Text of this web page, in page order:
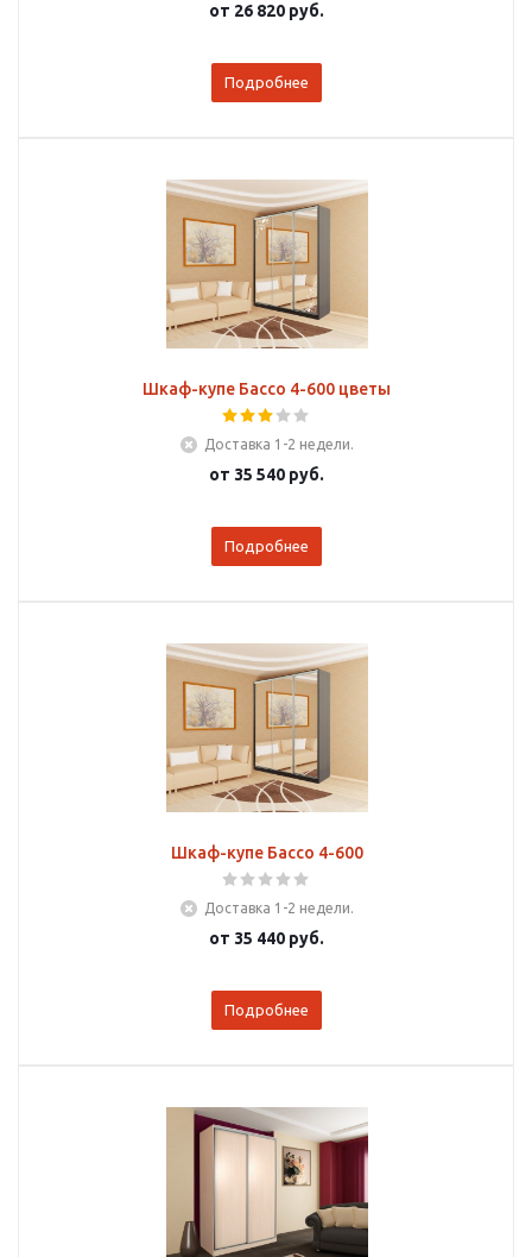
от 26 820 руб.
Подробнее
Шкаф-купе Бассо 4-600 цветы
Доставка 1-2 недели.
от 35 540 руб.
Подробнее
Шкаф-купе Бассо 4-600
Доставка 1-2 недели.
от 35 440 руб.
Подробнее